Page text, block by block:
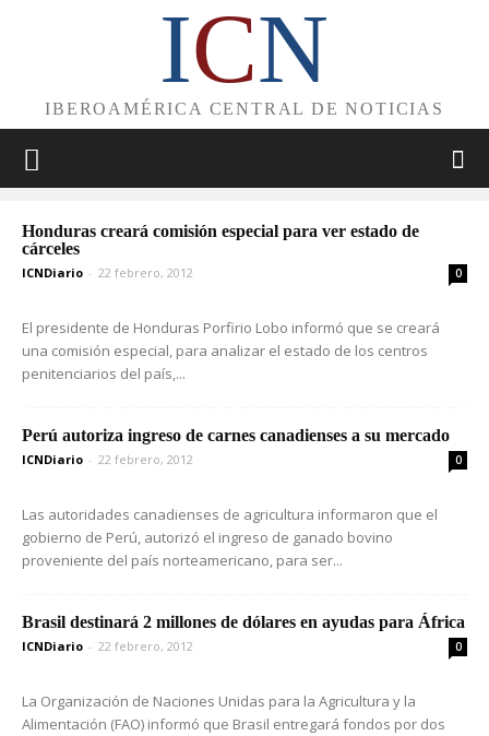
ICN
IBEROAMÉRICA CENTRAL DE NOTICIAS
Honduras creará comisión especial para ver estado de
cárceles
ICNDiario - 22 febrero, 2012 0
El presidente de Honduras Porfirio Lobo informó que se creará
una comisión especial, para analizar el estado de los centros
penitenciarios del país,...
Perú autoriza ingreso de carnes canadienses a su mercado
ICNDiario - 22 febrero, 2012 0
Las autoridades canadienses de agricultura informaron que el
gobierno de Perú, autorizó el ingreso de ganado bovino
proveniente del país norteamericano, para ser...
Brasil destinará 2 millones de dólares en ayudas para África
ICNDiario - 22 febrero, 2012 0
La Organización de Naciones Unidas para la Agricultura y la
Alimentación (FAO) informó que Brasil entregará fondos por dos